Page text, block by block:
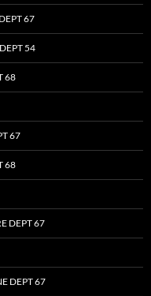
67
54
68
67
68
DEPT 67
DEPT 67